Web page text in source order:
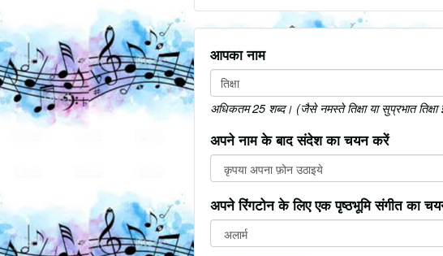
आपका नाम
अधिकतम 25 शब्द। (जैसे नमस्ते तिक्षा या सुप्रभात तिक्षा
अपने नाम के बाद संदेश का चयन करें
अपने रिंगटोन के लिए एक पृष्ठभूमि संगीत का